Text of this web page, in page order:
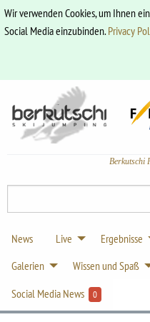
Wir verwenden Cookies, um Ihnen
Social Media einzubinden.Privacy
Berkutschi
News Live Ergebnisse
Galerien
Wissen und Spaß
Social Media News
0